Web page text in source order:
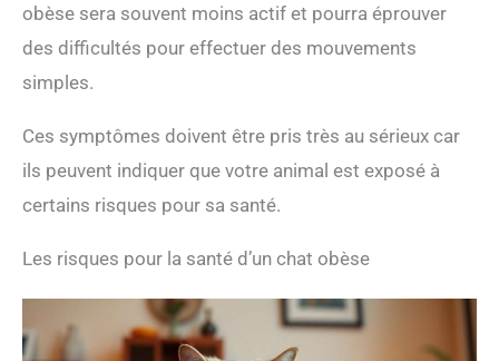
obèse sera souvent moins actif et pourra éprouver
des difficultés pour effectuer des mouvements
simples.
Ces symptômes doivent être pris très au sérieux car
ils peuvent indiquer que votre animal est exposé à
certains risques pour sa santé.
Les risques pour la santé d’un chat obèse